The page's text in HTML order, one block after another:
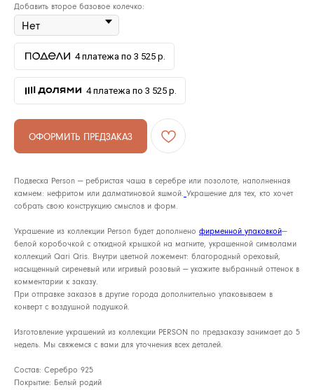
Добавить второе базовое колечко:
4 платежа по 3 525 р.
4 платежа по 3 525 р.
ОФОРМИТЬ ПРЕДЗАКАЗ
Подвеска Person — ребристая чаша в серебре или позолоте, наполненная
камнем: нефритом или далматиновой яшмой. Украшение для тех, кто хочет
собрать свою конструкцию смыслов и форм.
Украшение из коллекции Person будет дополнено фирменной упаковкой—
белой коробочкой с откидной крышкой на магните, украшенной символами
коллекций Qari Qris. Внутри цветной ложемент: благородный ореховый,
насыщенный сиреневый или игривый розовый — укажите выбранный оттенок в
комментарии к заказу.
При отправке заказов в другие города дополнительно упаковываем в
конверт с воздушной подушкой.
Изготовление украшений из коллекции PERSON по предзаказу занимает до 5
недель. Мы свяжемся с вами для уточнения всех деталей.
Состав: Серебро 925
Покрытие: Белый родий
+7
ОФОРМИТЕ ПРЕДЗАКАЗ НА ТОВАР. КАК ТОЛЬКО ОН
ПОСТУПИТ В МАГАЗИН, С ВАМИ СВЯЖЕТСЯ МЕНЕДЖЕР
QARI QRIS И ПОМОЖЕТ ОПЛАТИТЬ ЗАКАЗ